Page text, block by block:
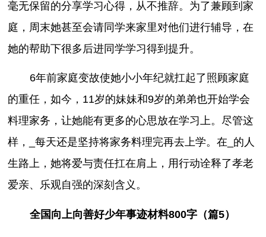
毫无保留的分享学习心得，从不推辞。为了兼顾到家
庭，周末她甚至会请同学来家里对他们进行辅导，在
她的帮助下很多后进同学学习得到提升。
6年前家庭变故使她小小年纪就扛起了照顾家庭
的重任，如今，11岁的妹妹和9岁的弟弟也开始学会
料理家务，让她能有更多的心思放在学习上。尽管这
样，_每天还是坚持将家务料理完再去上学。在_的人
生路上，她将爱与责任扛在肩上，用行动诠释了孝老
爱亲、乐观自强的深刻含义。
全国向上向善好少年事迹材料800字（篇5）